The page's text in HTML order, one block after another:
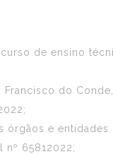
de ensino
do
e entidades
65812022;